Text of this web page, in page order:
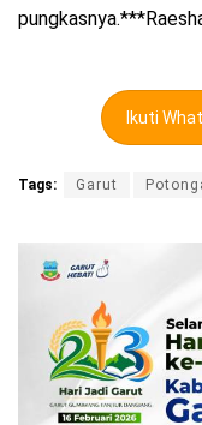
Ikuti
Tags: Garut